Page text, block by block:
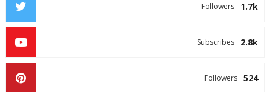
1.7k
Followers
2.8k
Subscribes
524
Followers